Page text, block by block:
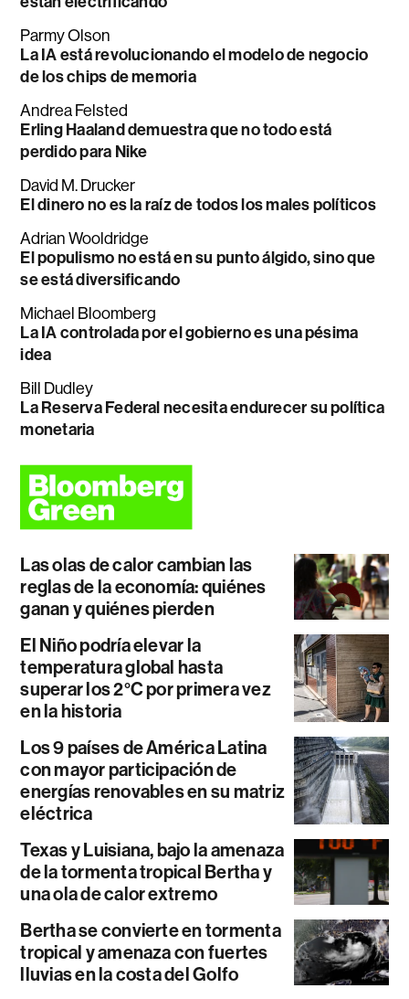
Parmy Olson
La IA está revolucionando el modelo de negocio
de los chips de memoria
Andrea Felsted
Erling Haaland demuestra que no todo está
perdido para Nike
David M. Drucker
El dinero no es la raíz de todos los males políticos
Adrian Wooldridge
El populismo no está en su punto álgido, sino que
se está diversificando
Michael Bloomberg
La IA controlada por el gobierno es una pésima
idea
Bill Dudley
La Reserva Federal necesita endurecer su política
monetaria
Las olas de calor cambian las
reglas de la economía: quiénes
ganan y quiénes pierden
El Niño podría elevar la
temperatura global hasta
superar los 2°C por primera vez
en la historia
Los 9 países de América Latina
con mayor participación de
energías renovables en su matriz
eléctrica
Texas y Luisiana, bajo la amenaza
de la tormenta tropical Bertha y
una ola de calor extremo
Bertha se convierte en tormenta
tropical y amenaza con fuertes
lluvias en la costa del Golfo